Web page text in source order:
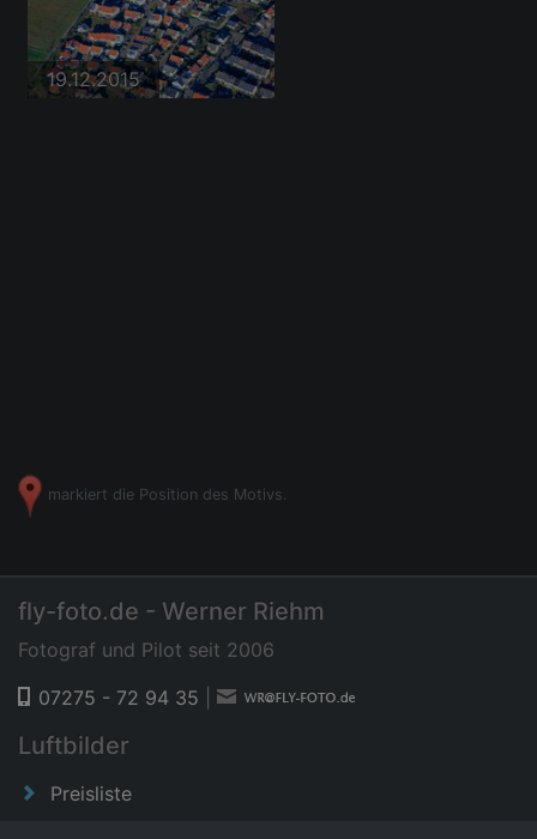
19.12.2015
markiert die Position des Motivs.
fly-foto.de - Werner Riehm
Fotograf und Pilot seit 2006
07275 - 72 94 35
Luftbilder
Preisliste